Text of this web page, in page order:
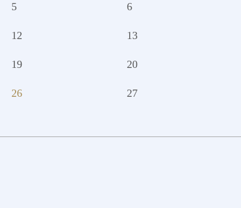
5 6
12 13
19 20
26 27